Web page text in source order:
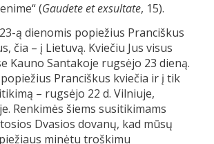
(Gaudete et exsultate, 15).
ą dienomis popiežius Pranciškus
čia – į Lietuvą. Kviečiu Jus visus
Kauno Santakoje rugsėjo 23 dieną.
Pranciškus kviečia ir į tik
– rugsėjo 22 d. Vilniuje,
Renkimės šiems susitikimams
Dvasios dovanų, kad mūsų
minėtu troškimu